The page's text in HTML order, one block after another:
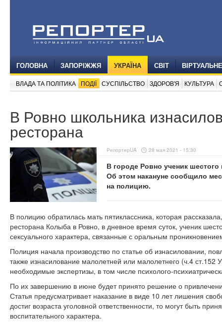
ГОЛОВНА ЗАПОРІЖЖЯ УКРАЇНА СВІТ
ВЛАДА ТА ПОЛІТИКА ПОДІЇ СУСПІЛЬСТВО ЗДОРОВ'Я КУЛЬТУРА
В Ровно школьника
ресторана
РепортерUA 28 мая 2021 - 15:30
В городе Ровно ученик шестого
Об этом накануне сообщило
на полицию.
В полицию обратилась мать пятиклассника, которая
ресторана Колыба в Ровно, в дневное время суток, ученик
сексуального характера, связанные с оральным
Полиция начала производство по статье об изнасиловании,
также изнасилование малолетней или малолетнего (ч.4 ст.152
необходимые экспертизы, в том числе психолого-
По их завершению в июне будет принято решение о
Статья предусматривает наказание в виде 10 лет лишения
достиг возраста уголовной ответственности, то могут быть
воспитательного характера.